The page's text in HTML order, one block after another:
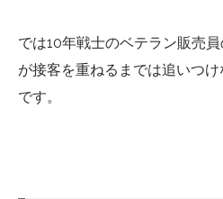
では10年戦士のベテラン販売
が接客を重ねるまでは追いつ
です。